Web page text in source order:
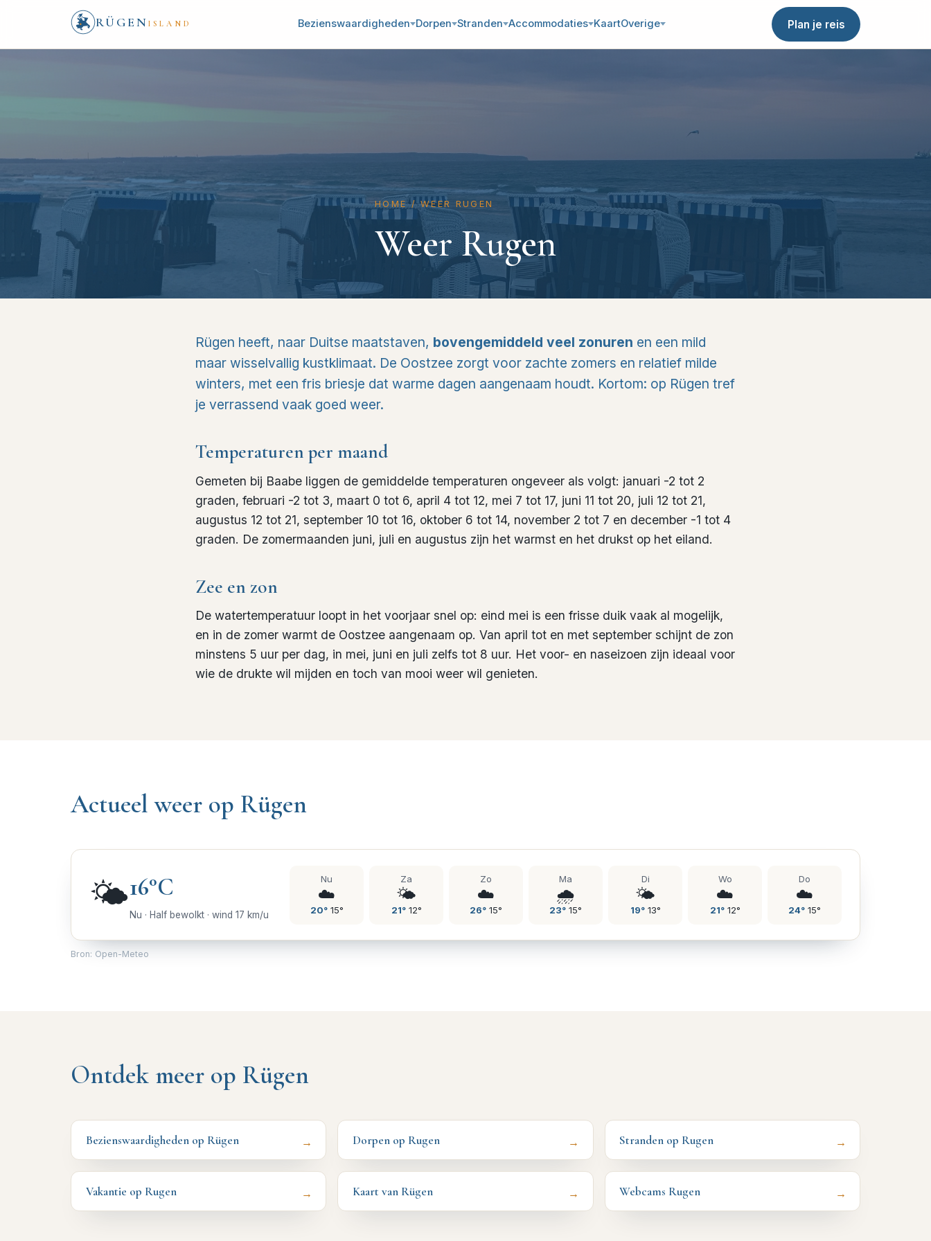
RÜGEN ISLAND Bezienswaardigheden Dorpen Stranden Accommodaties KaartOverige Plan je reis
HOME/ WEER RUGEN
Weer Rugen
Rügen heeft, naar Duitse maatstaven, bovengemiddeld veel zonuren en een mild
maar wisselvallig kustklimaat. De Oostzee zorgt voor zachte zomers en relatief milde
winters, met een fris briesje dat warme dagen aangenaam houdt. Kortom: op Rügen tref
je verrassend vaak goed weer.
Temperaturen per maand
Gemeten bij Baabe liggen de gemiddelde temperaturen ongeveer als volgt: januari -2 tot 2
graden, februari -2 tot 3, maart 0 tot 6, april 4 tot 12, mei 7 tot 17, juni 11 tot 20, juli 12 tot 21,
augustus 12 tot 21, september 10 tot 16, oktober 6 tot 14, november 2 tot 7 en december -1 tot 4
graden. De zomermaanden juni, juli en augustus zijn het warmst en het drukst op het eiland.
Zee en zon
De watertemperatuur loopt in het voorjaar snel op: eind mei is een frisse duik vaak al mogelijk,
en in de zomer warmt de Oostzee aangenaam op. Van april tot en met september schijnt de zon
minstens 5 uur per dag, in mei, juni en juli zelfs tot 8 uur. Het voor- en naseizoen zijn ideaal voor
wie de drukte wil mijden en toch van mooi weer wil genieten.
Actueel weer op Rügen
🌤️16°C
Nu · Half bewolkt· wind 17 km/u
Nu
☁️
20° 15°
Za
🌤️
21° 12°
Zo
☁️
26° 15°
Ma
🌧️
23° 15°
Di
🌤️
19° 13°
Wo
☁️
21° 12°
Do
☁️
24° 15°
Bron: Open-Meteo
Ontdek meer op Rügen
Bezienswaardigheden op Rügen → Dorpen op Rugen → Stranden op Rugen →
Vakantie op Rugen → Kaart van Rügen → Webcams Rugen →